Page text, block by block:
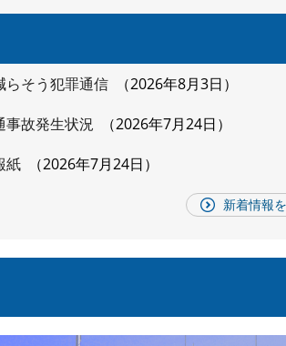
そう犯罪通信
2026年8月3日
事故発生状況
2026年7月24日
紙
2026年7月24日
新着情報